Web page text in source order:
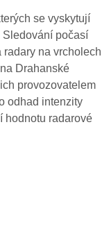
se vyskytují
Sledování počasí
na vrcholech
Drahanské
provozovatelem
odhad intenzity
hodnotu radarové